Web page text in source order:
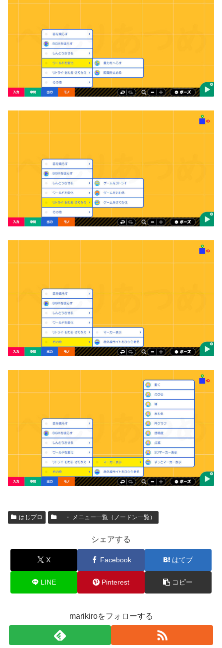
はじプロ ・ メニュー一覧（ノードン一覧）
シェアする
X Facebook はてブ
LINE Pinterest コピー
marikiroをフォローする